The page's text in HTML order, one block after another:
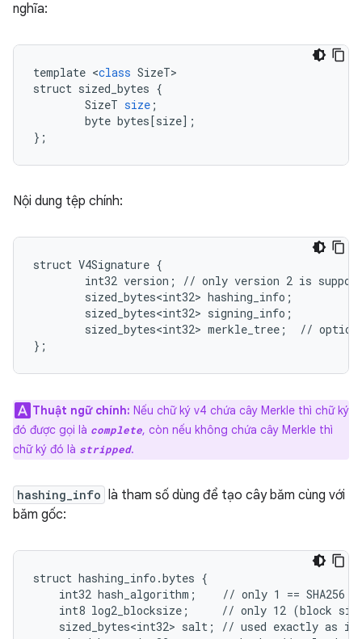
nghĩa:
template <class SizeT
struct sized_bytes {
SizeT size ;
byte bytes[size] ;
} ;
Nội dung tệp chính:
struct V4Signature {
int32 version; // only version 2 is
sized_bytes<int32> hashing_info;
        sized_bytes<int32> signing_info;
sized_bytes<int32> merkle_tree;  //
};
Thuật ngữ chính: Nếu chữ ký v4 chứa cây Merkle thì chữ ký
đó được gọi là complete, còn nếu không chứa cây Merkle thì
chữ ký đó là stripped.
hashing_info là tham số dùng để tạo cây băm cùng với
băm gốc:
struct hashing_info.bytes {
int32 hash_algorithm;    // only 1 == SHA256
int8 log2_blocksize;     // only 12 (block size
sized_bytes<int32> salt; // used exactly as in